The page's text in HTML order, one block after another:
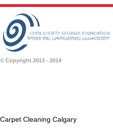
© Copyright 2013 - 2014
Carpet Cleaning Calgary